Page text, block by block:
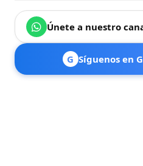
Únete a nuestro
G Síguenos en